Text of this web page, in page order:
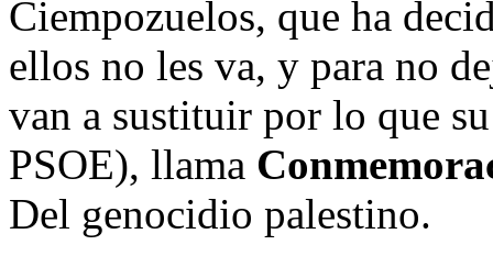
Ciempozuelos, que ha
ellos no les va, y para no
van a sustituir por lo que
PSOE), llama
Del genocidio palestino.